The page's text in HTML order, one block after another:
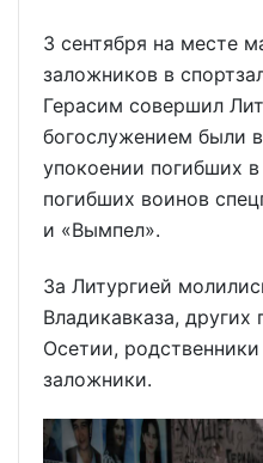
3 сентября на месте
заложников в
Герасим совершил
богослужением были
упокоении погибших
погибших воинов
и «Вымпел».
За Литургией
Владикавказа,
Осетии,
заложники.